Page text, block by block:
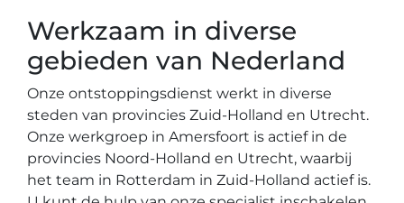
Werkzaam in diverse
gebieden van Nederland
Onze ontstoppingsdienst werkt in diverse
steden van provincies Zuid-Holland en Utrecht.
Onze werkgroep in Amersfoort is actief in de
provincies Noord-Holland en Utrecht, waarbij
het team in Rotterdam in Zuid-Holland actief is.